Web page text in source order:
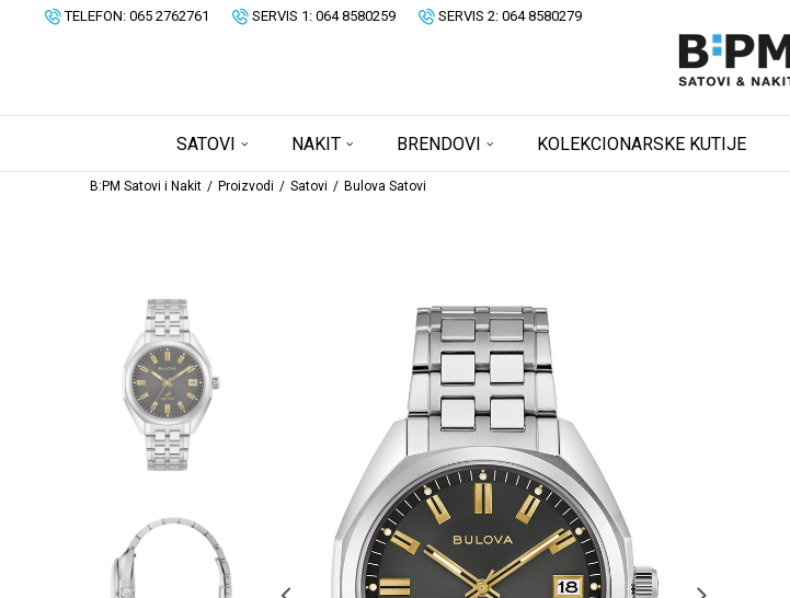
TELEFON: 065 2762761 SERVIS 1: 064 8580259 SERVIS 2: 064 8580279
SATOVI NAKIT BRENDOVI KOLEKCIONARSKE KUTIJE
B:PM Satovi i Nakit Proizvodi Satovi Bulova Satovi